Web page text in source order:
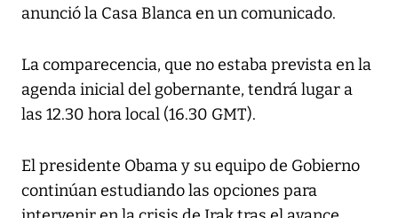
anunció la Casa Blanca en un comunicado.
La comparecencia, que no estaba prevista en la
agenda inicial del gobernante, tendrá lugar a
las 12.30 hora local (16.30 GMT).
El presidente Obama y su equipo de Gobierno
continúan estudiando las opciones para